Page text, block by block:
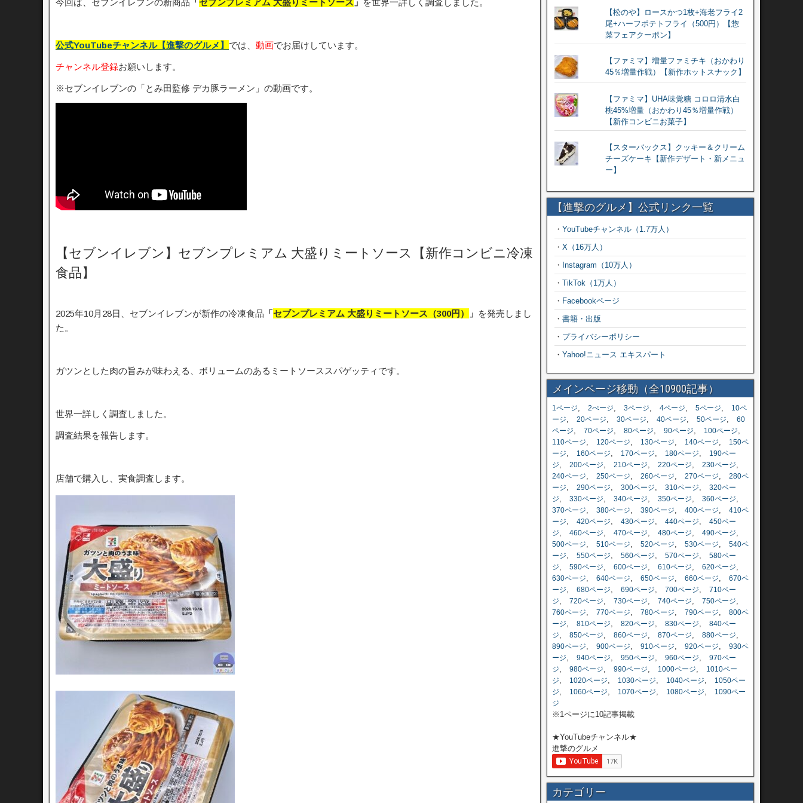
今回は、セブンイレブンの新商品 「セブンプレミアム 大盛りミートソース 」 を世界一詳しく調査しました。
公式YouTubeチャンネル【進撃のグルメ】 では、 動画でお届けしています。
チャンネル登録お願いします。
※セブンイレブンの「とみ田監修 デカ豚ラーメン」の動画です。
【セブンイレブン】セブンプレミアム 大盛りミートソース【新作コンビニ冷凍
食品】
2025年10月28日、セブンイレブンが新作の冷凍食品 「セブンプレミアム 大盛りミートソース （300円） 」 を発売しまし
た。
ガツンとした肉の旨みが味わえる、ボリュームのあるミートソーススパゲッティです。
世界一詳しく調査しました。
調査結果を報告します。
店舗で購入し、実食調査します。
【松のや】ロースかつ1枚+海老フライ2
尾+ハーフポテトフライ（500円）【惣
菜フェアクーポン】
【ファミマ】増量ファミチキ（おかわり
45％増量作戦）【新作ホットスナック】
【ファミマ】UHA味覚糖 コロロ清水白
桃45%増量（おかわり45％増量作戦）
【新作コンビニお菓子】
【スターバックス】クッキー＆クリーム
チーズケーキ【新作デザート・新メニュ
ー】
【進撃のグルメ】公式リンク一覧
・ YouTubeチャンネル（1.7万人）
・ X（16万人）
・ Instagram（10万人）
・ TikTok（1万人）
・ Facebookページ
・ 書籍・出版
・ プライバシーポリシー
・ Yahoo!ニュース エキスパート
メインページ移動（全10900記事）
1ページ, 2ぺージ, 3ページ, 4ページ, 5ページ,
10ペ
ージ, 20ページ, 30ページ, 40ページ, 50ページ, 60
ページ, 70ページ, 80ページ, 90ページ, 100ページ,
110ページ, 120ページ, 130ページ, 140ページ,
150ペ
ージ, 160ページ, 170ページ, 180ページ,
190ペー
ジ, 200ページ, 210ページ, 220ページ, 230ページ,
240ページ, 250ページ, 260ページ, 270ページ, 280ペ
ージ, 290ページ, 300ページ, 310ページ, 320ペー
ジ, 330ページ, 340ページ, 350ページ, 360ページ,
370ページ, 380ページ, 390ページ, 400ページ, 410ペ
ージ, 420ページ, 430ページ, 440ページ, 450ペー
ジ, 460ページ, 470ページ, 480ページ, 490ページ,
500ページ, 510ページ, 520ページ, 530ページ, 540ペ
ージ, 550ページ, 560ページ, 570ページ, 580ペー
ジ, 590ページ, 600ページ, 610ページ, 620ページ,
630ページ, 640ページ, 650ページ, 660ページ, 670ペ
ージ, 680ページ, 690ページ, 700ページ, 710ペー
ジ, 720ページ, 730ページ, 740ページ, 750ページ,
760ページ, 770ページ, 780ページ, 790ページ, 800ペ
ージ, 810ページ, 820ページ, 830ページ, 840ペー
ジ, 850ページ, 860ページ, 870ページ, 880ページ,
890ページ, 900ページ, 910ページ, 920ページ, 930ペ
ージ, 940ページ, 950ページ, 960ページ, 970ペー
ジ, 980ページ, 990ページ, 1000ページ,
1010ペー
ジ, 1020ページ, 1030ページ, 1040ページ,
1050ペー
ジ, 1060ページ, 1070ページ, 1080ページ,
1090ペー
ジ
※1ページに10記事掲載
★YouTubeチャンネル★
進撃のグルメ
カテゴリー